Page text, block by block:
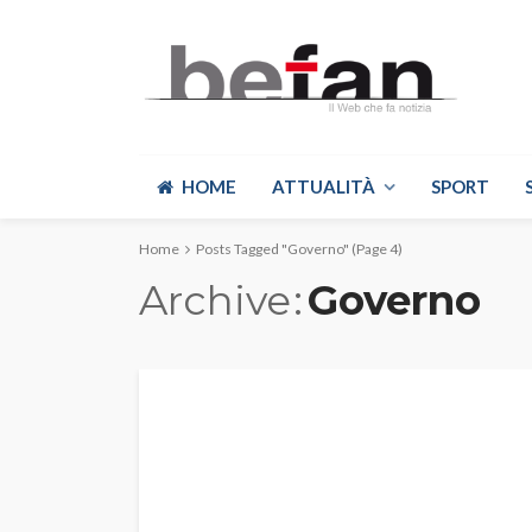
HOME ATTUALITÀ SPORT
Home Posts Tagged "Governo" (Page 4)
Archive Governo